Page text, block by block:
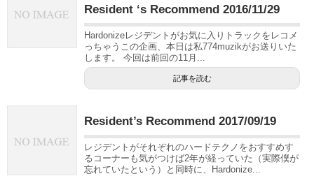
Resident ‘s Recommend 2016/11/29
Hardonizeレジデントがお気に入りトラックをレコメ
っちゃうこの企画、本日は私774muzikがお送りいた
します。 今回は前回の11月...
記事を読む
Resident’s Recommend 2017/09/19
レジデントがそれぞれのハードテクノをおすすめす
るコーナーも気がつけば2年が経っていた（実際僕が
忘れていたという）と同時に、Hardonize...